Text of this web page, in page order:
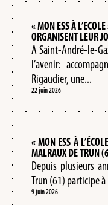
« MON ESS À
ORGANISENT LEUR
A Saint-André-le-
l’avenir:
Rigaudier, une...
22 juin 2026
« MON ESS À
MALRAUX DE TRUN
Depuis plusieurs
Trun (61) participe
9 juin 2026